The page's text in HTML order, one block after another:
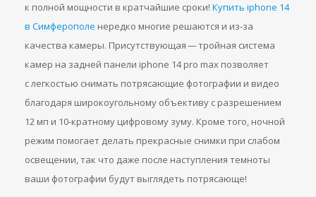
к полной мощности в кратчайшие сроки! Купить iphone 14
в Симферополе нередко многие решаются и из-за
качества камеры. Присутствующая — тройная система
камер на задней панели iphone 14 pro max позволяет
с легкостью снимать потрясающие фотографии и видео
благодаря широкоугольному объективу с разрешением
12 мп и 10-кратному цифровому зуму. Кроме того, ночной
режим помогает делать прекрасные снимки при слабом
освещении, так что даже после наступления темноты
ваши фотографии будут выглядеть потрясающе!